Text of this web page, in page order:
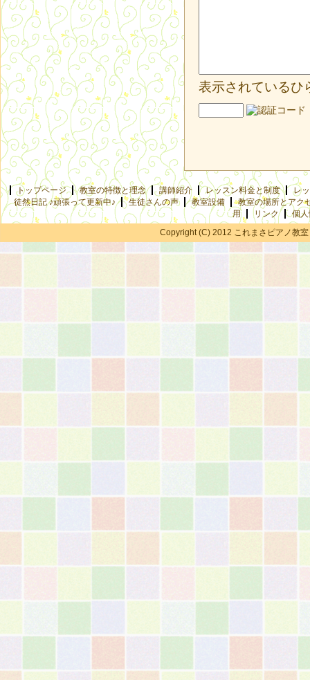
表示されているひ
トップページ 教室の特徴と理念 講師紹介 レッスン料金と制度
レ
徒然日記 ♪頑張って更新中♪
生徒さんの声 教室設備
教室の場所とアク
用
リンク
個
Copyright (C) 2012 これまさピアノ教